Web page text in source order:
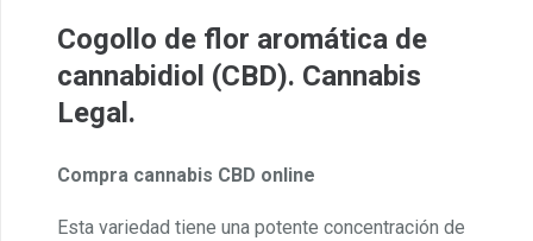
Cogollo de flor aromática de
cannabidiol (CBD). Cannabis
Legal.
Compra cannabis CBD online
Esta variedad tiene una potente concentración de